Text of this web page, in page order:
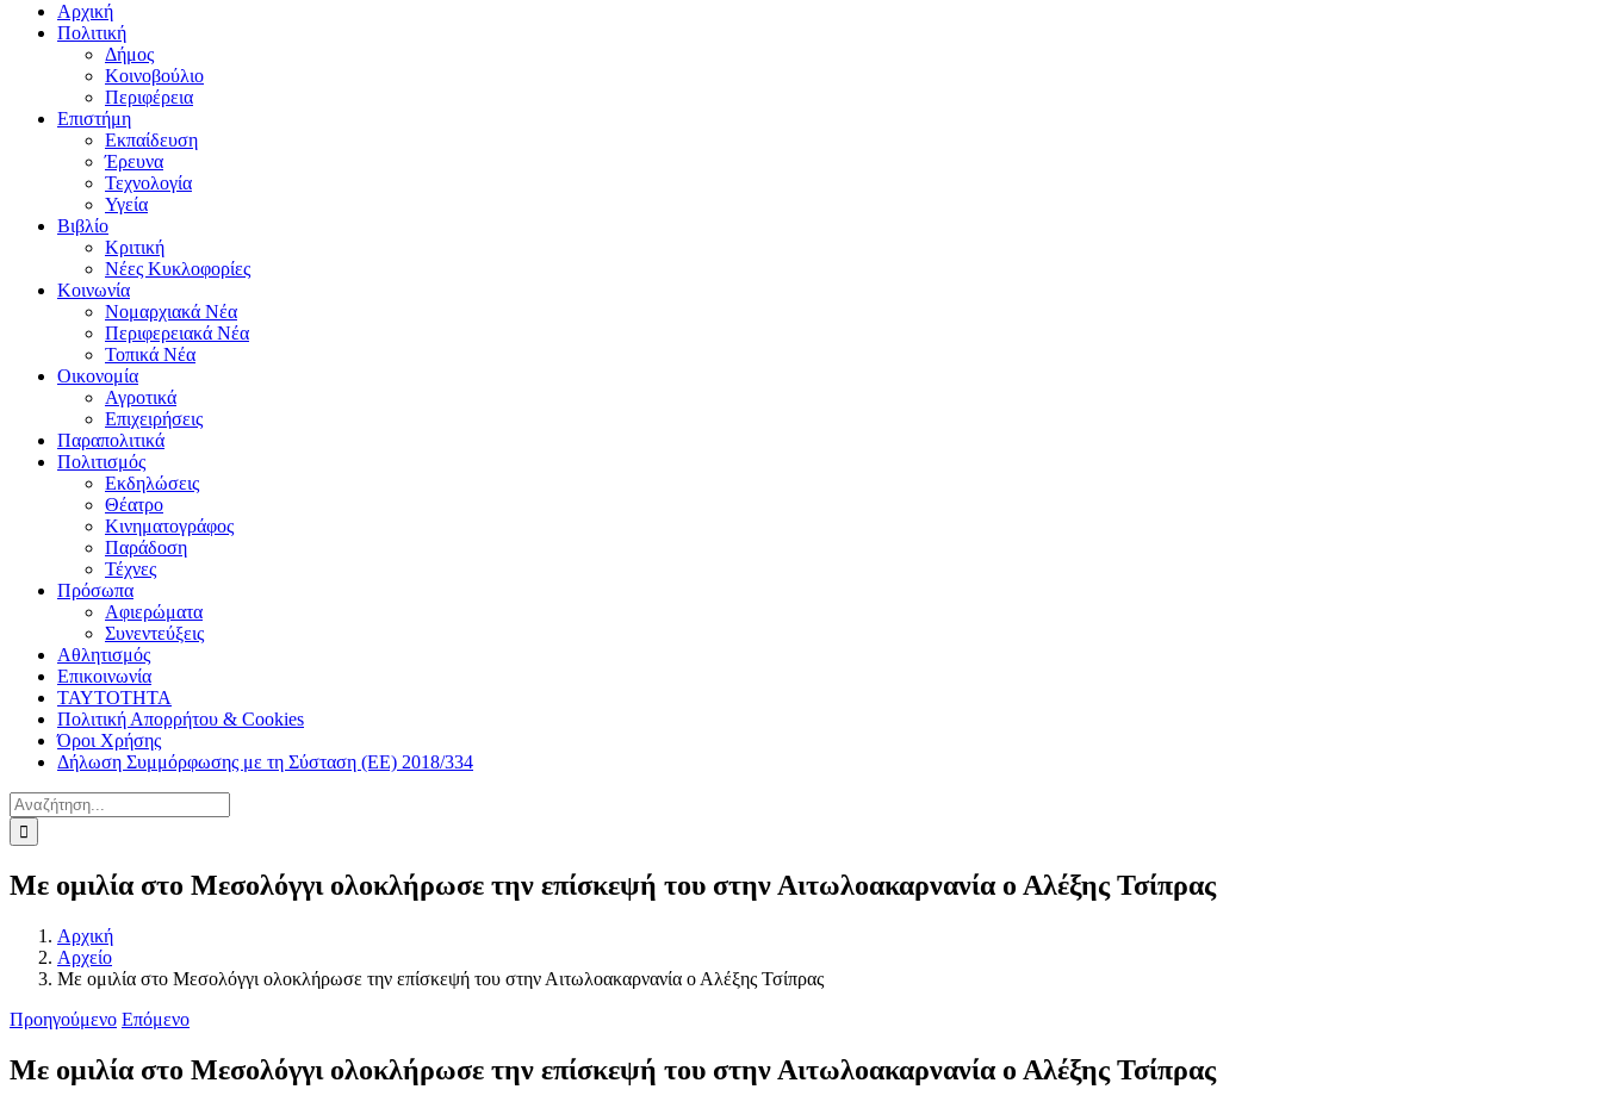
Αρχική
Πολιτική
Δήμος
Κοινοβούλιο
Περιφέρεια
Επιστήμη
Εκπαίδευση
Έρευνα
Τεχνολογία
Υγεία
Βιβλίο
Κριτική
Νέες Κυκλοφορίες
Κοινωνία
Νομαρχιακά Νέα
Περιφερειακά Νέα
Τοπικά Νέα
Οικονομία
Αγροτικά
Επιχειρήσεις
Παραπολιτικά
Πολιτισμός
Εκδηλώσεις
Θέατρο
Κινηματογράφος
Παράδοση
Τέχνες
Πρόσωπα
Αφιερώματα
Συνεντεύξεις
Αθλητισμός
Επικοινωνία
ΤΑΥΤΟΤΗΤΑ
Πολιτική Απορρήτου & Cookies
Όροι Χρήσης
Δήλωση Συμμόρφωσης με τη Σύσταση (ΕΕ) 2018/334
Αναζήτηση
για:
Με ομιλία στο Μεσολόγγι ολοκλήρωσε την επίσκεψή του στην Αιτωλοακαρνανία ο Αλέξης Τσίπρας
Αρχική
Αρχείο
Με ομιλία στο Μεσολόγγι ολοκλήρωσε την επίσκεψή του στην Αιτωλοακαρνανία ο Αλέξης Τσίπρας
Προηγούμενο Επόμενο
Με ομιλία στο Μεσολόγγι ολοκλήρωσε την επίσκεψή του στην Αιτωλοακαρνανία ο Αλέξης Τσίπρας